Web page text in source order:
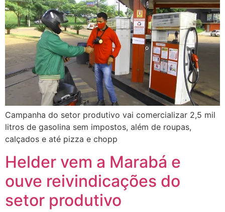
Campanha do setor produtivo vai comercializar 2,5 mil
litros de gasolina sem impostos, além de roupas,
calçados e até pizza e chopp
Helder vem a Marabá e
ouve reivindicações do
setor produtivo